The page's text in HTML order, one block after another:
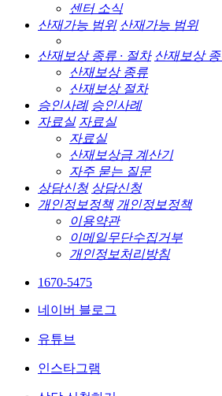
센터 소식
산재가능 범위 산재가능 범위
산재보상 종류 · 절차 산재보상 종
산재보상 종류
산재보상 절차
승인사례 승인사례
자료실 자료실
자료실
산재보상금 계산기
자주 묻는 질문
상담신청 상담신청
개인정보정책 개인정보정책
이용약관
이메일무단수집거부
개인정보처리방침
1670-5475
네이버 블로그
유튜브
인스타그램